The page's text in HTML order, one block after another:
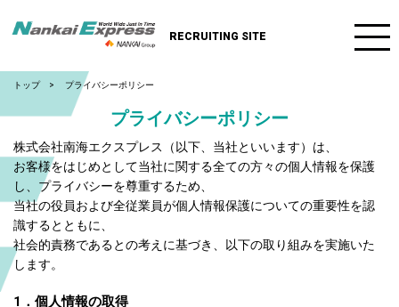
RECRUITING SITE
トップ プライバシーポリシー
プライバシーポリシー
株式会社南海エクスプレス（以下、当社といいます）は、
お客様をはじめとして当社に関する全ての方々の個人情報を保護
し、プライバシーを尊重するため、
当社の役員および全従業員が個人情報保護についての重要性を認
識するとともに、
社会的責務であるとの考えに基づき、以下の取り組みを実施いた
します。
1．個人情報の取得